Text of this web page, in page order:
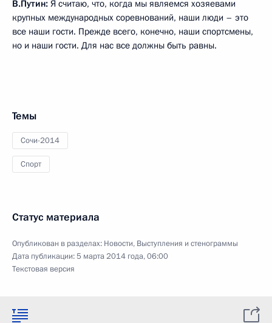
В.Путин: Я считаю, что, когда мы являемся хозяевами
крупных международных соревнований, наши люди – это
все наши гости. Прежде всего, конечно, наши спортсмены,
но и наши гости. Для нас все должны быть равны.
Темы
Сочи-2014
Спорт
Статус материала
Опубликован в разделах: Новости, Выступления и стенограммы
Дата публикации:5 марта 2014 года, 06:00
Текстовая версия